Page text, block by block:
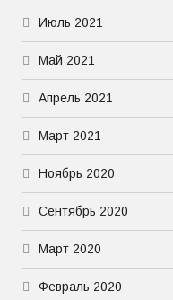
Июль 2021
Май 2021
Апрель 2021
Март 2021
Ноябрь 2020
Сентябрь 2020
Март 2020
Февраль 2020